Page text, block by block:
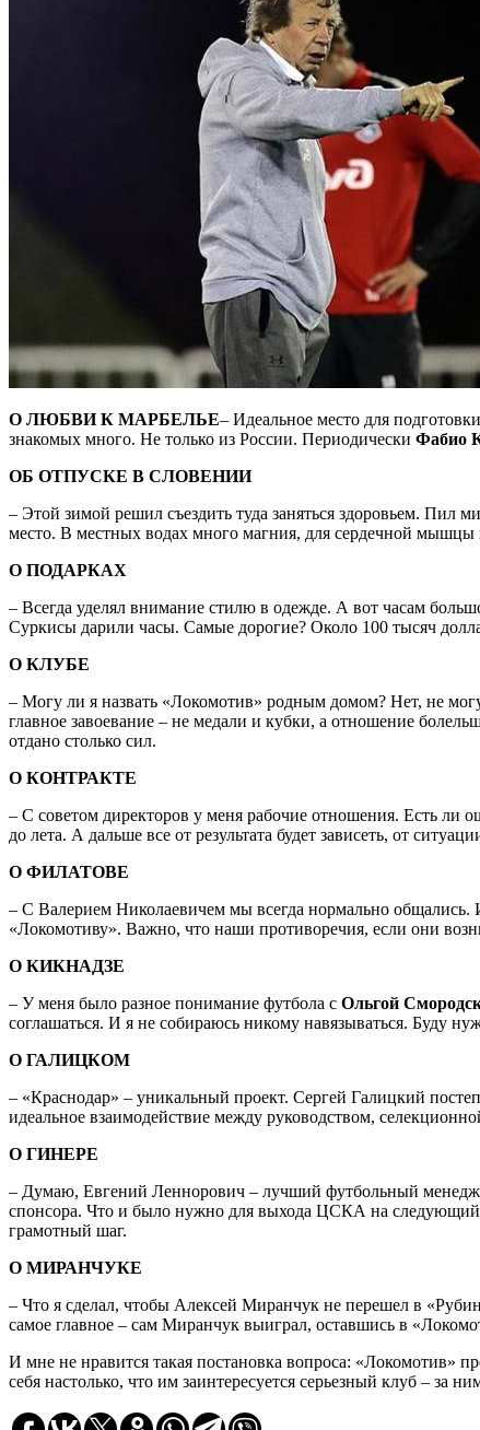
О ЛЮБВИ К МАРБЕЛЬЕ– Идеальное место для
знакомых много. Не только из России. Периодически Фабио
ОБ ОТПУСКЕ В СЛОВЕНИИ
– Этой зимой решил съездить туда заняться здоровьем. Пил
место. В местных водах много магния, для сердечной мышцы
О ПОДАРКАХ
– Всегда уделял внимание стилю в одежде. А вот часам
Суркисы дарили часы. Самые дорогие? Около 100 тысяч
О КЛУБЕ
– Могу ли я назвать «Локомотив» родным домом? Нет, не
главное завоевание – не медали и кубки, а отношение
отдано столько сил.
О КОНТРАКТЕ
– С советом директоров у меня рабочие отношения. Есть ли
до лета. А дальше все от результата будет зависеть, от
О ФИЛАТОВЕ
– С Валерием Николаевичем мы всегда нормально общались.
«Локомотиву». Важно, что наши противоречия, если они
О КИКНАДЗЕ
– У меня было разное понимание футбола с Ольгой
соглашаться. И я не собираюсь никому навязываться. Буду
О ГАЛИЦКОМ
– «Краснодар» – уникальный проект. Сергей Галицкий
идеальное взаимодействие между руководством,
О ГИНЕРЕ
– Думаю, Евгений Леннорович – лучший футбольный
спонсора. Что и было нужно для выхода ЦСКА на следующий
грамотный шаг.
О МИРАНЧУКЕ
– Что я сделал, чтобы Алексей Миранчук не перешел в
самое главное – сам Миранчук выиграл, оставшись в
И мне не нравится такая постановка вопроса: «Локомотив»
себя настолько, что им заинтересуется серьезный клуб – за